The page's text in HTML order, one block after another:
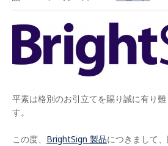
平素は格別のお引立てを賜り誠に有り
す。
この度、 BrightSign 製品につきまして